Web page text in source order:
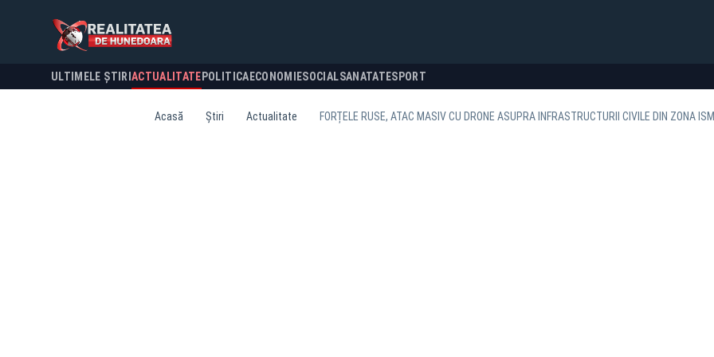
ULTIMELE ȘTIRI ACTUALITATE POLITICA ECONOMIESOCIALSANATATESPORT
Acasă Știri Actualitate FORȚELE RUSE, ATAC MASIV CU DRONE ASUPRA INFRASTRUCTURII CIVILE DIN ZONA